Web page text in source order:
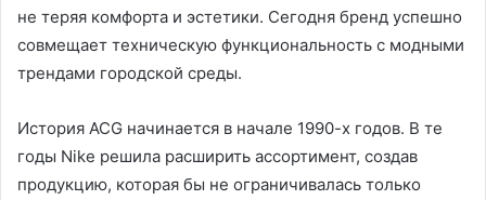
не теряя комфорта и эстетики. Сегодня бренд успешно
совмещает техническую функциональность с модными
трендами городской среды.
История ACG начинается в начале 1990-х годов. В те
годы Nike решила расширить ассортимент, создав
продукцию, которая бы не ограничивалась только